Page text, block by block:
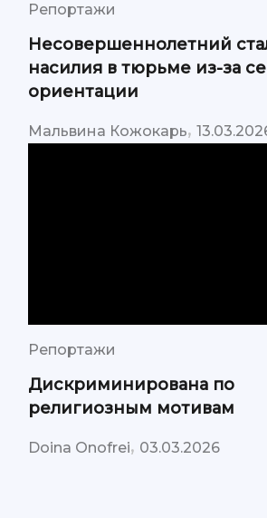
Репортажи
Несовершеннолетний
насилия в тюрьме из-за
ориентации
Мальвина Кожокарь,
Репортажи
Дискриминирована по
религиозным мотивам
Doina Onofrei, 03.03.2026